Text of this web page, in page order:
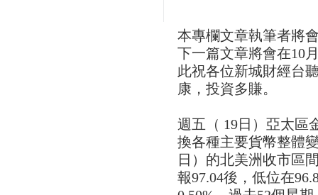
本專欄文章執筆者將
下一篇文章將會在10
此祝各位新城財經台
康，投資多賺。
週五（ 19日）亞太區
換各種主要貨幣整體
日）的北美洲收市區
報97.04後，低位在